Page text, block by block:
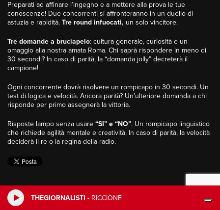
THEGIORNALISTI - RICCIONE
Preparati ad affinare l’ingegno e a mettere alla prova le tue
conoscenze! Due concorrenti si affronteranno in un duello di
astuzia e rapidità. Tre round infuocati, un solo vincitore.
Tre domande a bruciapelo: cultura generale, curiosità e un
omaggio alla nostra amata Roma. Chi saprà rispondere in meno di
30 secondi? In caso di parità, la “domanda jolly” decreterà il
campione!
Ogni concorrente dovrà risolvere un rompicapo in 30 secondi. Un
test di logica e velocità. Ancora parità? Un’ulteriore domanda a chi
risponde per primo assegnerà la vittoria.
Risposte lampo senza usare “SI” e “NO”. Un rompicapo linguistico
che richiede agilità mentale e creatività. In caso di parità, la velocità
deciderà il re o la regina della radio.